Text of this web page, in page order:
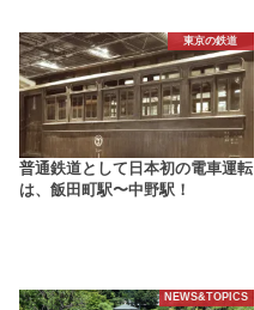
東京の鉄道
普通鉄道として日本初の電車運転
は、飯田町駅〜中野駅！
NEWS&TOPICS